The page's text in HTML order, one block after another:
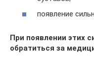
появление
При появлении этих
обратиться за